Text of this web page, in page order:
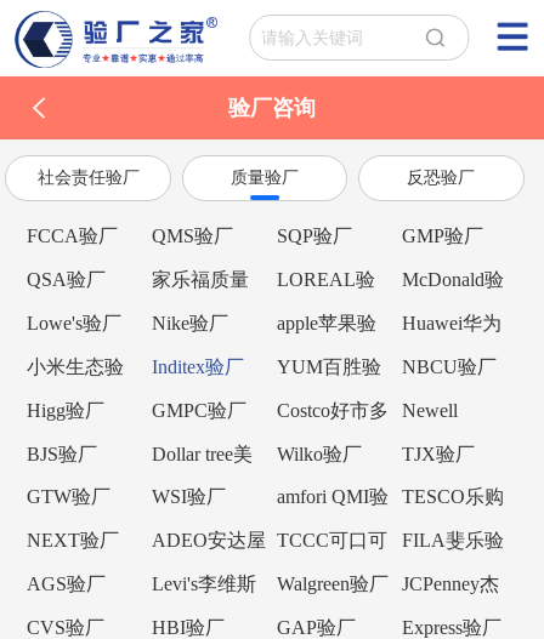
验厂咨询
社会责任验厂 质量验厂 反恐验厂
FCCA验厂 QMS验厂 SQP验厂 GMP验厂
QSA验厂
家乐福质量
验厂
LOREAL验
厂
McDonald验
厂
Lowe's验厂 Nike验厂
apple苹果验
厂
Huawei华为
验厂
小米生态验
厂
Inditex验厂
YUM百胜验
厂
NBCU验厂
Higg验厂 GMPC验厂
Costco好市多
验厂
Newell
Brands纽威验
厂
BJS验厂
Dollar tree美
元树验厂
Wilko验厂 TJX验厂
GTW验厂 WSI验厂
amfori QMI验
厂
TESCO乐购
验厂
NEXT验厂
ADEO安达屋
验厂
TCCC可口可
乐验厂
FILA斐乐验
厂
AGS验厂
Levi's李维斯
验厂
Walgreen验厂
JCPenney杰
西潘尼验厂
CVS验厂 HBI验厂 GAP验厂 Express验厂